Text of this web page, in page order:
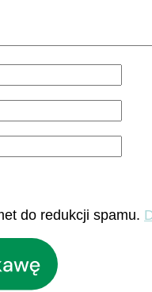
do redukcji spamu.